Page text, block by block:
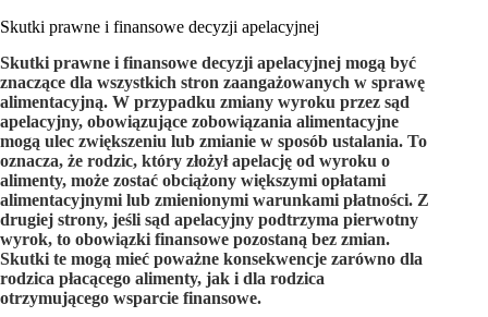
Skutki prawne i finansowe decyzji apelacyjnej
Skutki prawne i finansowe decyzji apelacyjnej mogą być
znaczące dla wszystkich stron zaangażowanych w sprawę
alimentacyjną. W przypadku zmiany wyroku przez sąd
apelacyjny, obowiązujące zobowiązania alimentacyjne
mogą ulec zwiększeniu lub zmianie w sposób ustalania. To
oznacza, że rodzic, który złożył apelację od wyroku o
alimenty, może zostać obciążony większymi opłatami
alimentacyjnymi lub zmienionymi warunkami płatności. Z
drugiej strony, jeśli sąd apelacyjny podtrzyma pierwotny
wyrok, to obowiązki finansowe pozostaną bez zmian.
Skutki te mogą mieć poważne konsekwencje zarówno dla
rodzica płacącego alimenty, jak i dla rodzica
otrzymującego wsparcie finansowe.